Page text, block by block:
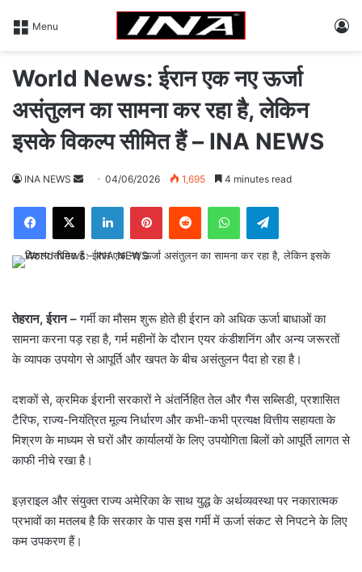
Menu
World News: ईरान एक नए ऊर्जा
असंतुलन का सामना कर रहा है, लेकिन
इसके विकल्प सीमित हैं – INA NEWS
INA NEWS
d
a
m
a
04/06/2026 1,695 4 minutes read
तेहरान, ईरान –गर्मी का मौसम शुरू होते ही ईरान को अधिक ऊर्जा बाधाओं का
सामना करना पड़ रहा है, गर्म महीनों के दौरान एयर कंडीशनिंग और अन्य जरूरतों
के व्यापक उपयोग से आपूर्ति और खपत के बीच असंतुलन पैदा हो रहा है।
दशकों से, क्रमिक ईरानी सरकारों ने अंतर्निहित तेल और गैस सब्सिडी, प्रशासित
टैरिफ, राज्य-नियंत्रित मूल्य निर्धारण और कभी-कभी प्रत्यक्ष वित्तीय सहायता के
मिश्रण के माध्यम से घरों और कार्यालयों के लिए उपयोगिता बिलों को आपूर्ति लागत से
काफी नीचे रखा है।
इज़राइल और संयुक्त राज्य अमेरिका के साथ युद्ध के अर्थव्यवस्था पर नकारात्मक
प्रभावों का मतलब है कि सरकार के पास इस गर्मी में ऊर्जा संकट से निपटने के लिए
कम उपकरण हैं।